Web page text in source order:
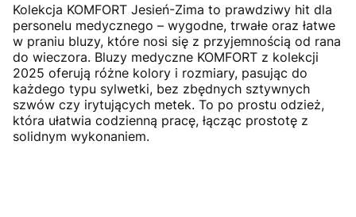
Kolekcja KOMFORT Jesień-Zima to prawdziwy hit dla
personelu medycznego – wygodne, trwałe oraz łatwe
w praniu bluzy, które nosi się z przyjemnością od rana
do wieczora. Bluzy medyczne KOMFORT z kolekcji
2025 oferują różne kolory i rozmiary, pasując do
każdego typu sylwetki, bez zbędnych sztywnych
szwów czy irytujących metek. To po prostu odzież,
która ułatwia codzienną pracę, łącząc prostotę z
solidnym wykonaniem.